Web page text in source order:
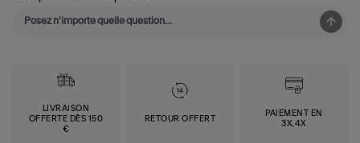
LIVRAISON
OFFERTE DÈS 150
€
RETOUR OFFERT
PAIEMENT EN
3X,4X